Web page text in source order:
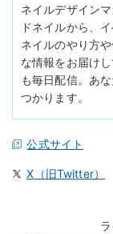
ネイルデザイン
ドネイルから、
ネイルのやり方
な情報をお届け
も毎日配信。あ
つかります。
公式サイト
X（旧Twitter）